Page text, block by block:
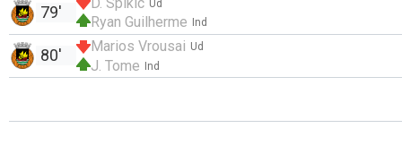
Ud
Ind
Ryan Guilherme
79'
Ud
Marios Vrousai
Ind
J. Tome
80'